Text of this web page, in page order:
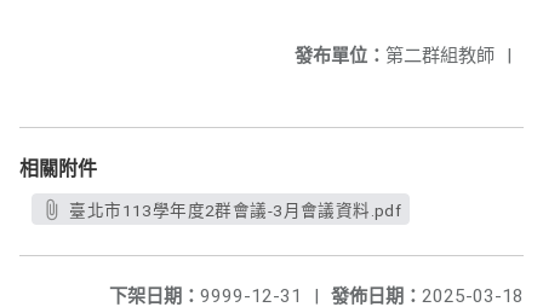
發布單位： 第二群組教師 |
相關附件
臺北市113學年度2群會議-3月會議資料.pdf
發佈日期： 2025-03-18
下架日期： 9999-12-31
|